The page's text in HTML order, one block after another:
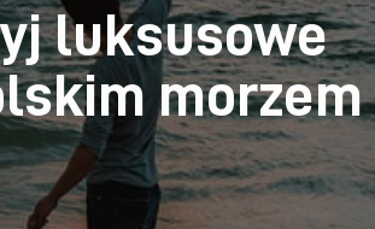
luksusowe
morzem